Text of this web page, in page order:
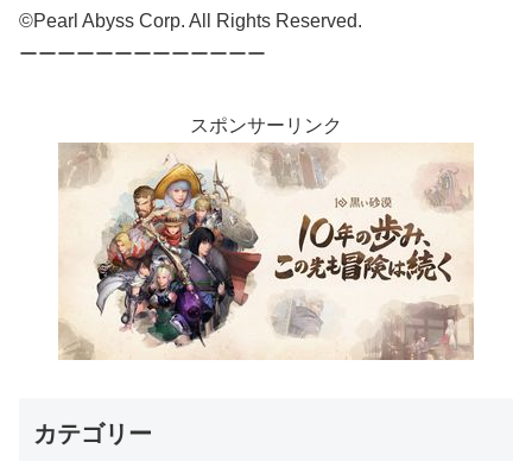
©Pearl Abyss Corp. All Rights Reserved.
ーーーーーーーーーーーーー
スポンサーリンク
カテゴリー